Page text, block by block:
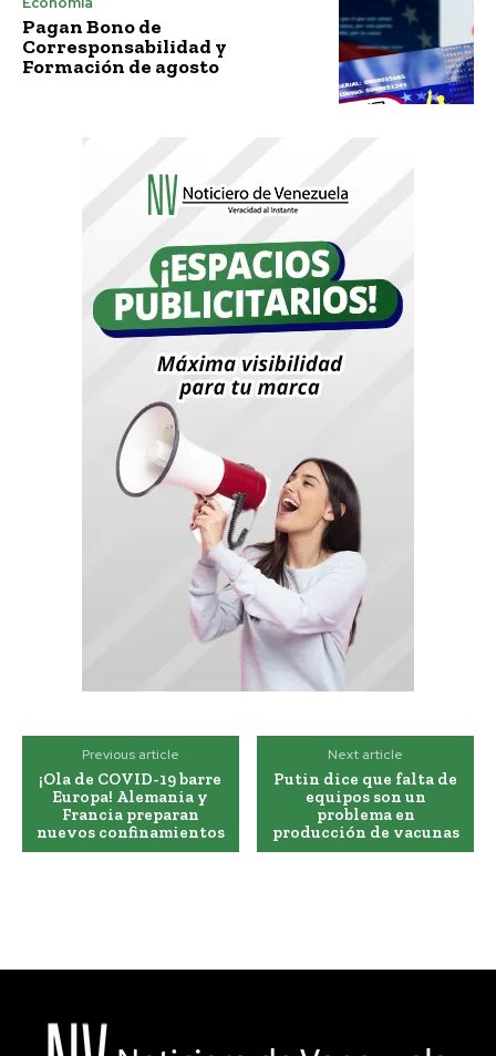
Pagan Bono de
Corresponsabilidad y
Formación de agosto
Previous article
¡Ola de COVID-19 barre
Europa! Alemania y
Francia preparan
nuevos confinamientos
Next article
Putin dice que falta de
equipos son un
problema en
producción de vacunas